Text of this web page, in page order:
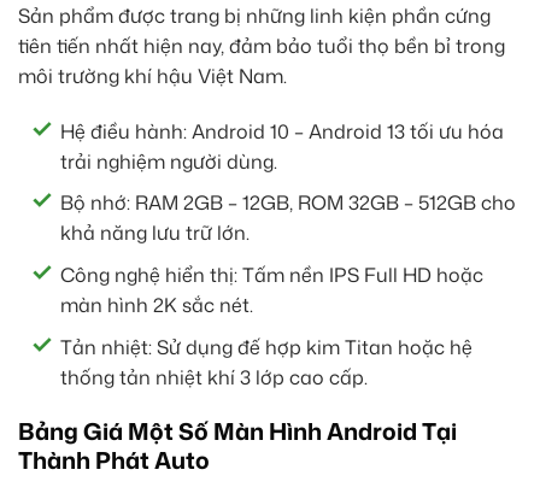
Sản phẩm được trang bị những linh kiện phần cứng
tiên tiến nhất hiện nay, đảm bảo tuổi thọ bền bỉ trong
môi trường khí hậu Việt Nam.
Hệ điều hành: Android 10 – Android 13 tối ưu hóa
trải nghiệm người dùng.
Bộ nhớ: RAM 2GB – 12GB, ROM 32GB – 512GB cho
khả năng lưu trữ lớn.
Công nghệ hiển thị: Tấm nền IPS Full HD hoặc
màn hình 2K sắc nét.
Tản nhiệt: Sử dụng đế hợp kim Titan hoặc hệ
thống tản nhiệt khí 3 lớp cao cấp.
Bảng Giá Một Số Màn Hình Android Tại
Thành Phát Auto